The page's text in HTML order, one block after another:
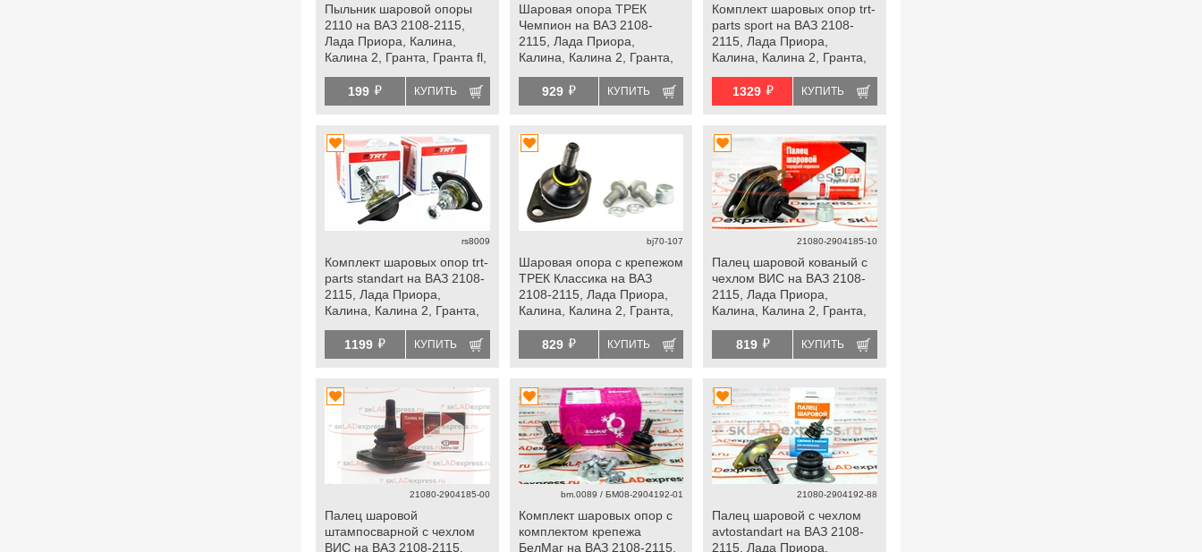
Пыльник шаровой опоры
2110 на ВАЗ 2108-2115,
Лада Приора, Калина,
Калина 2, Гранта, Гранта fl,
199 й КУПИТЬ
Шаровая опора ТРЕК
Чемпион на ВАЗ 2108-
2115, Лада Приора,
Калина, Калина 2, Гранта,
929 й КУПИТЬ
Комплект шаровых опор trt-
parts sport на ВАЗ 2108-
2115, Лада Приора,
Калина, Калина 2, Гранта,
1329 й КУПИТЬ
rs8009
Комплект шаровых опор trt-
parts standart на ВАЗ 2108-
2115, Лада Приора,
Калина, Калина 2, Гранта,
1199 й КУПИТЬ
bj70-107
Шаровая опора с крепежом
ТРЕК Классика на ВАЗ
2108-2115, Лада Приора,
Калина, Калина 2, Гранта,
829 й КУПИТЬ
21080-2904185-10
Палец шаровой кованый с
чехлом ВИС на ВАЗ 2108-
2115, Лада Приора,
Калина, Калина 2, Гранта,
819 й КУПИТЬ
21080-2904185-00
Палец шаровой
штампосварной с чехлом
ВИС на ВАЗ 2108-2115,
bm.0089 / БМ08-2904192-01
Комплект шаровых опор с
комплектом крепежа
БелМаг на ВАЗ 2108-2115,
21080-2904192-88
Палец шаровой с чехлом
avtostandart на ВАЗ 2108-
2115, Лада Приора,